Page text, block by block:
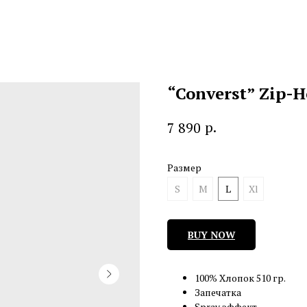
“Converst” Zip-
7 890 р.
Размер
S
M L Xl
BUY NOW
100% Хлопок 510 гр.
Запечатка